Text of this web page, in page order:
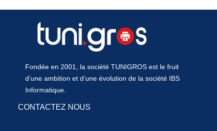
Fondée en 2001, la société TUNIGROS est le fruit
d’une ambition et d’une évolution de la société IBS
Informatique.
CONTACTEZ NOUS